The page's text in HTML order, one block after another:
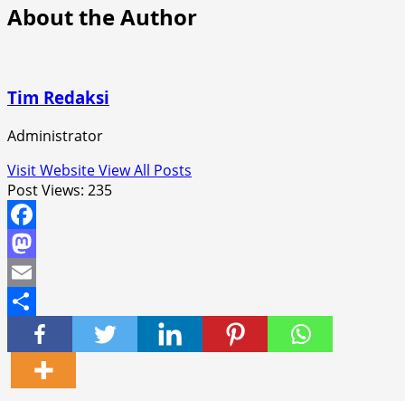
About the Author
Tim Redaksi
Administrator
Visit WebsiteView All Posts
Post Views: 235
Facebook
Mastodon
Email
Share